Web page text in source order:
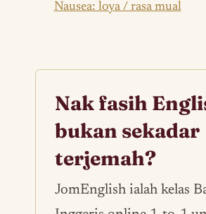
Nausea: loya / rasa mual
Nak fasih
bukan sekadar
terjemah?
JomEnglish ialah kelas